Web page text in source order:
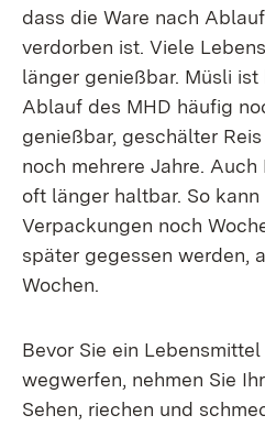
dass die Ware nach
verdorben ist. Viele
länger genießbar. Müsli
Ablauf des MHD häufig
genießbar, geschälter
noch mehrere Jahre.
oft länger haltbar. So
Verpackungen noch
später gegessen werden,
Wochen.
Bevor Sie ein
wegwerfen, nehmen Sie
Sehen, riechen und